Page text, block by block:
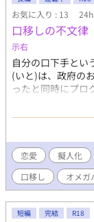
な野生児ユグの協
ァンタジーBLで
釈です。実際の神
お気に入り : 13
口移しの不文律
示右
自分の口下手とい
(いと)は、政府の
ったと同時にプロ
猛禽類の鷲、凪(
だった。そんな二
方から静かに差
い、晴れて二人は
って五分で結婚し
時々＿＿？ 無口
的な蚕蛾 擬人化bl
ております。blは
幸いです。
恋愛 擬人化
口移し
オメガ
短編 完結 R18